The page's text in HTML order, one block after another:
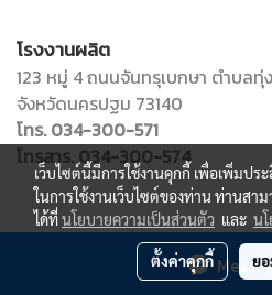
โรงงานผลิต
123 หมู่ 4 ถนนจันทรุเบกษา ตำบล
จังหวัดนครปฐม 73140
โทร. 034-300-571
โทรสาร. 034-300-574
Copy right by
เว็บไซต์นี้มีการใช้งานคุกกี้ เพื่อเพิ่มป
ในการใช้งานเว็บไซต์ของท่าน ท่านสา
ได้ที่นโยบายความเป็นส่วนตัว และ น
ตั้งค่าคุกกี้ ย